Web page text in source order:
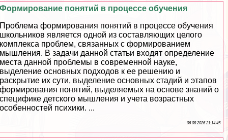
Формирование понятий в процессе обучения
Проблема формирования понятий в процессе обучения
школьников является одной из составляющих целого
комплекса проблем, связанных с формированием
мышления. В задачи данной статьи входят определение
места данной проблемы в современной науке,
выделение основных подходов к ее решению и
раскрытие их сути, выделение основных стадий и этапов
формирования понятий, выделяемых на основе знаний о
специфике детского мышления и учета возрастных
особенностей психики. ...
06 08 2026 21:14:45